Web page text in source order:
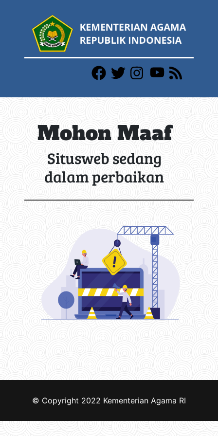
Mohon Maaf
Situsweb sedang
dalam perbaikan
© Copyright 2022 Kementerian Agama RI